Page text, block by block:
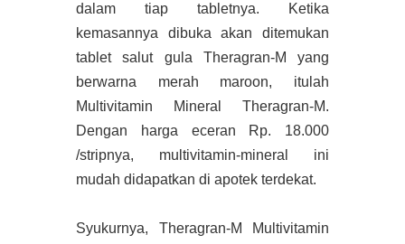
dalam tiap tabletnya. Ketika
kemasannya dibuka akan ditemukan
tablet salut gula Theragran-M yang
berwarna merah maroon, itulah
Multivitamin Mineral Theragran-M.
Dengan harga eceran Rp. 18.000
/stripnya, multivitamin-mineral ini
mudah didapatkan di apotek terdekat.
Syukurnya, Theragran-M Multivitamin